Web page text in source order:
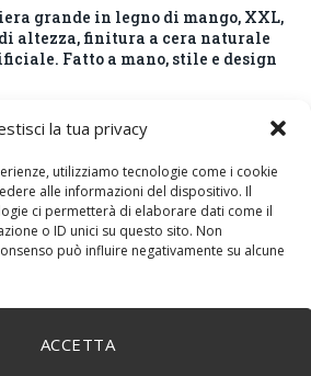
la tua privacy
utilizziamo tecnologie come i cookie
alle informazioni del dispositivo. Il
ci permetterà di elaborare dati come il
o ID unici su questo sito. Non
può influire negativamente su alcune
ACCETTA
grande in legno di mango, XXL,
di altezza, finitura a cera naturale
Fatto a mano, stile e design